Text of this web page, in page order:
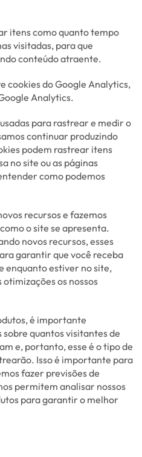
itens como quanto tempo
visitadas, para que
conteúdo atraente.
cookies do Google Analytics,
Analytics.
para rastrear e medir o
continuar produzindo
podem rastrear itens
no site ou as páginas
como podemos
recursos e fazemos
o site se apresenta.
novos recursos, esses
garantir que você receba
enquanto estiver no site,
os nossos
é importante
quantos visitantes de
e, portanto, esse é o tipo de
Isso é importante para
fazer previsões de
permitem analisar nossos
para garantir o melhor